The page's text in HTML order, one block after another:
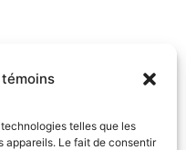
telles que les
appareils. Le fait de consentir